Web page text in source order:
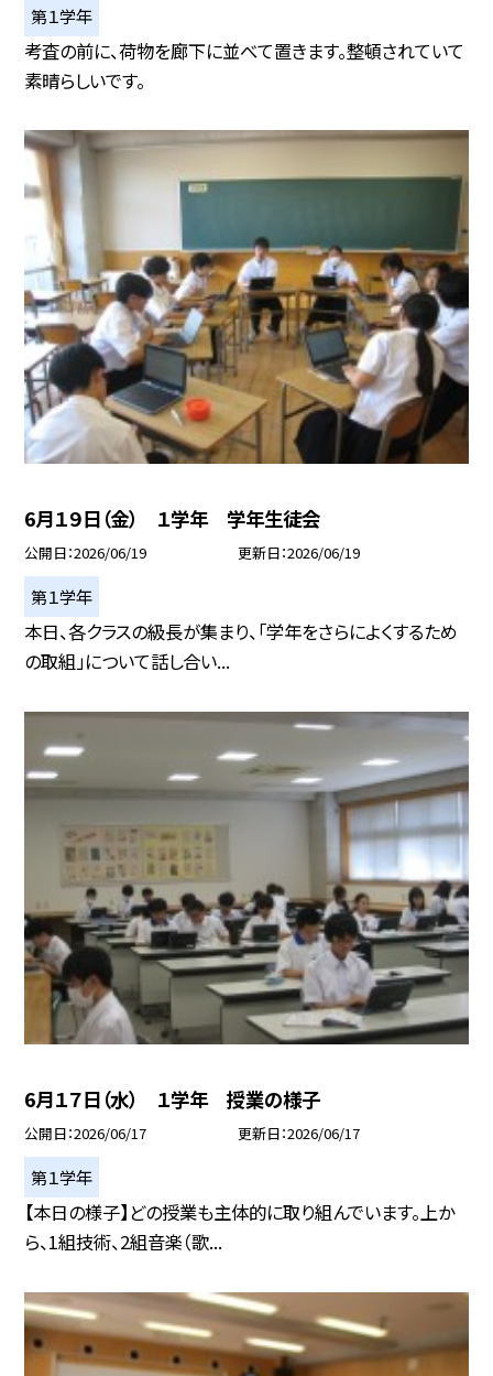
第１学年
考査の前に、荷物を廊下に並べて置きます。整頓されていて
素晴らしいです。
6月１９日（金） １学年 学年生徒会
公開日 2026/06/19 更新日 2026/06/19
第１学年
本日、各クラスの級長が集まり、「学年をさらによくするため
の取組」について話し合い...
6月１７日（水） １学年 授業の様子
公開日 2026/06/17 更新日 2026/06/17
第１学年
【本日の様子】どの授業も主体的に取り組んでいます。上か
ら、1組技術、2組音楽（歌...